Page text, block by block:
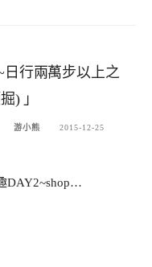
日行兩萬步以上之
) 」
游小熊
2015-12-25
DAY2~shop…